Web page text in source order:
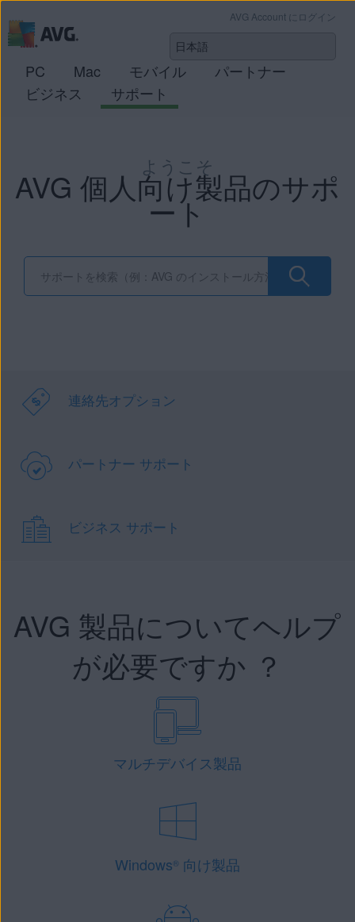
AVG Account にログイン
PC Mac モバイル
パートナー
ビジネス
サポート
ようこそ
AVG 個人向け製品のサポ
ート
連絡先オプション
パートナー サポート
ビジネス サポート
AVG 製品についてヘルプ
が必要ですか ？
マルチデバイス製品
Windows®向け製品